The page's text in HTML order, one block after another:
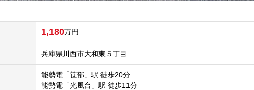
1,180万円
兵庫県川西市大和東５丁目
能勢電「笹部」駅 徒歩20分
能勢電「光風台」駅 徒歩11分